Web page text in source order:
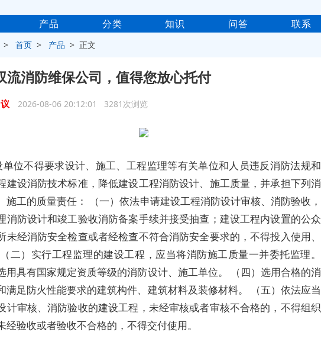
产品 分类 知识 问答 联系
>首页 > 产品 > 正文
流消防维保公司，值得您放心托付
2026-08-06 20:12:01 3281次浏览
单位不得要求设计、施工、工程监理等有关单位和人员违反消防法规和
建设消防技术标准，降低建设工程消防设计、施工质量，并承担下列消
施工的质量责任： （一）依法申请建设工程消防设计审核、消防验收，
消防设计和竣工验收消防备案手续并接受抽查；建设工程内设置的公众
未经消防安全检查或者经检查不符合消防安全要求的，不得投入使用、
二）实行工程监理的建设工程，应当将消防施工质量一并委托监理。
用具有国家规定资质等级的消防设计、施工单位。 （四）选用合格的消
满足防火性能要求的建筑构件、建筑材料及装修材料。 （五）依法应当
计审核、消防验收的建设工程，未经审核或者审核不合格的，不得组织
经验收或者验收不合格的，不得交付使用。